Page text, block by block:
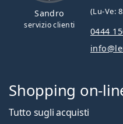
Sandro
servizio clienti
(Lu-Ve:
0444
Shopping on-
Tutto sugli acquisti